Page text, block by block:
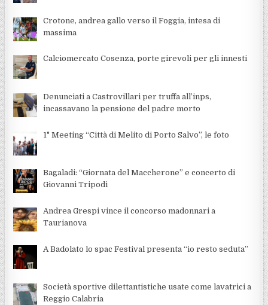
Crotone, andrea gallo verso il Foggia, intesa di
massima
Calciomercato Cosenza, porte girevoli per gli innesti
Denunciati a Castrovillari per truffa all’inps,
incassavano la pensione del padre morto
1° Meeting “Città di Melito di Porto Salvo”, le foto
Bagaladi: “Giornata del Maccherone” e concerto di
Giovanni Tripodi
Andrea Grespi vince il concorso madonnari a
Taurianova
A Badolato lo spac Festival presenta “io resto seduta”
Società sportive dilettantistiche usate come lavatrici a
Reggio Calabria